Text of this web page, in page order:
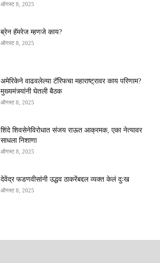
ऑगस्ट 8, 2025
ब्रेन हॅमरेज म्हणजे काय?
ऑगस्ट 8, 2025
अमेरिकेने वाढवलेल्या टॅरिफचा महाराष्ट्रावर काय परिणाम?
मुख्यमंत्र्यांनी घेतली बैठक
ऑगस्ट 8, 2025
शिंदे शिवसेनेविरोधात संजय राऊत आक्रमक, एका नेत्यावर
साधला निशाणा
ऑगस्ट 8, 2025
देवेंद्र फडणवीसांनी उद्धव ठाकरेंबद्दल व्यक्त केलं दुःख
ऑगस्ट 8, 2025